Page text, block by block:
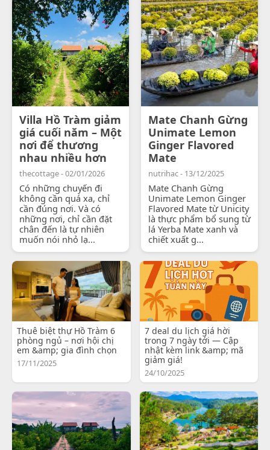
Villa Hồ Tràm giảm
giá cuối năm – Một
nơi để thương
nhau nhiều hơn
thecottage - 02/01/2026
Có những chuyến đi
không cần quá xa, chỉ
cần đúng nơi. Và có
những nơi, chỉ cần đặt
chân đến là tự nhiên
muốn nói nhỏ lạ...
Mate Chanh Gừng
Unimate Lemon
Ginger Flavored
Mate
nutrihac - 13/12/2025
Mate Chanh Gừng
Unimate Lemon Ginger
Flavored Mate từ Unicity
là thực phẩm bổ sung từ
lá Yerba Mate xanh và
chiết xuất g...
Thuê biệt thự Hồ Tràm 6
phòng ngủ – nơi hội chị
em &amp; gia đình chọn
17/11/2025
7 deal du lịch giá hời
trong 7 ngày tới — Cập
nhật kèm link &amp; mã
giảm giá!
24/10/2025